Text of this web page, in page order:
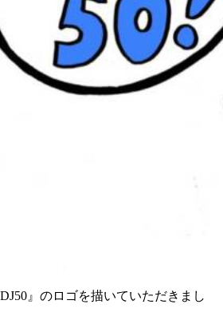
』のロゴを描いていただきまし